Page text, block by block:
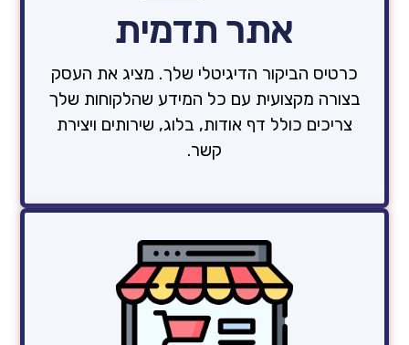
אתר תדמית
כרטיס הביקור הדיגיטלי שלך. מציג את העסק
בצורה מקצועית עם כל המידע שהלקוחות שלך
צריכים כולל דף אודות, בלוג, שירותים ויצירת
קשר.